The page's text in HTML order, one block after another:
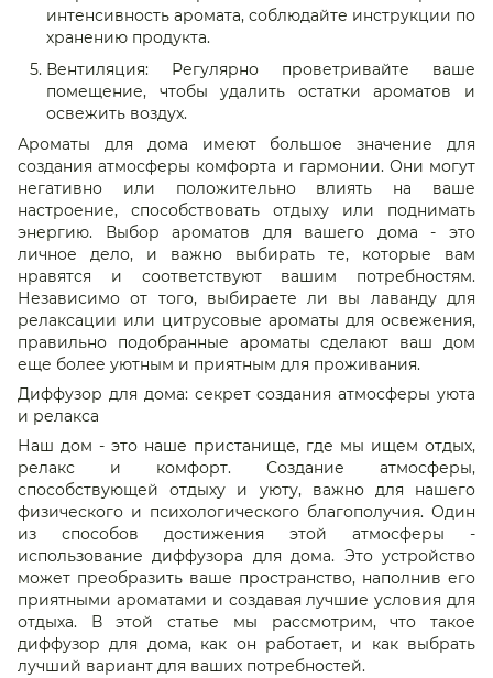
интенсивность аромата, соблюдайте инструкции по
хранению продукта.
Вентиляция: Регулярно проветривайте ваше
помещение, чтобы удалить остатки ароматов и
освежить воздух.
Ароматы для дома имеют большое значение для
создания атмосферы комфорта и гармонии. Они могут
негативно или положительно влиять на ваше
настроение, способствовать отдыху или поднимать
энергию. Выбор ароматов для вашего дома - это
личное дело, и важно выбирать те, которые вам
нравятся и соответствуют вашим потребностям.
Независимо от того, выбираете ли вы лаванду для
релаксации или цитрусовые ароматы для освежения,
правильно подобранные ароматы сделают ваш дом
еще более уютным и приятным для проживания.
Диффузор для дома: секрет создания атмосферы уюта
и релакса
Наш дом - это наше пристанище, где мы ищем отдых,
релакс и комфорт. Создание атмосферы,
способствующей отдыху и уюту, важно для нашего
физического и психологического благополучия. Один
из способов достижения этой атмосферы -
использование диффузора для дома. Это устройство
может преобразить ваше пространство, наполнив его
приятными ароматами и создавая лучшие условия для
отдыха. В этой статье мы рассмотрим, что такое
диффузор для дома, как он работает, и как выбрать
лучший вариант для ваших потребностей.